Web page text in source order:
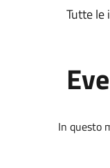
Tutte le
In questo